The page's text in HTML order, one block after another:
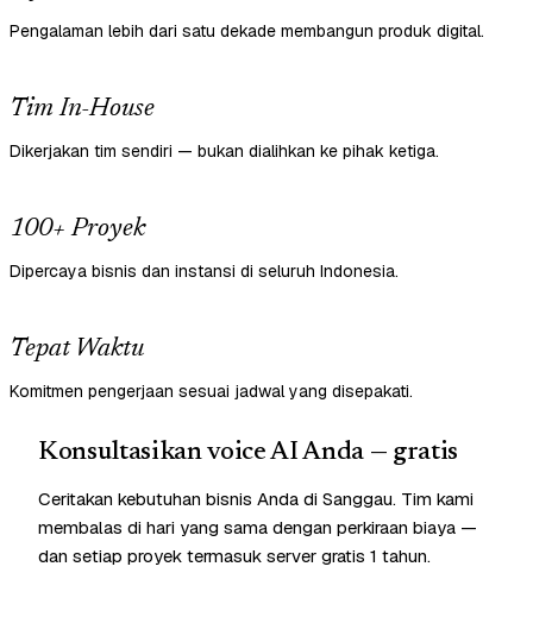
Pengalaman lebih dari satu dekade membangun produk digital.
Tim In-House
Dikerjakan tim sendiri — bukan dialihkan ke pihak ketiga.
100+ Proyek
Dipercaya bisnis dan instansi di seluruh Indonesia.
Tepat Waktu
Komitmen pengerjaan sesuai jadwal yang disepakati.
Konsultasikan voice AI Anda — gratis
Ceritakan kebutuhan bisnis Anda di Sanggau. Tim kami
membalas di hari yang sama dengan perkiraan biaya —
dan setiap proyek termasuk server gratis 1 tahun.